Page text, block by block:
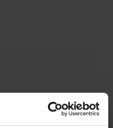
relativo
spagnola: